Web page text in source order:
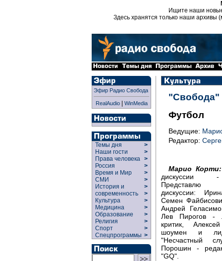
Ищите наши
Здесь хранятся только наши архивы
Эфир Радио Свобода
RealAudio| WinMedia
Темы дня
>
Наши гости
>
Права человека >
Россия
>
Время и Мир
>
СМИ
>
История и
современность
>
>
Культура
>
Медицина
>
Образование
>
Религия
>
Спорт
>
Спецпрограммы >
"Свобода"
Футбол
Ведущие:
Редактор:
Марио Корти:
дискуссии
Представлю
дискуссии:
Семен
Андрей
Лев Пирогов -
критик,
шоумен и
"Несчастный
Порошин -
"GQ".